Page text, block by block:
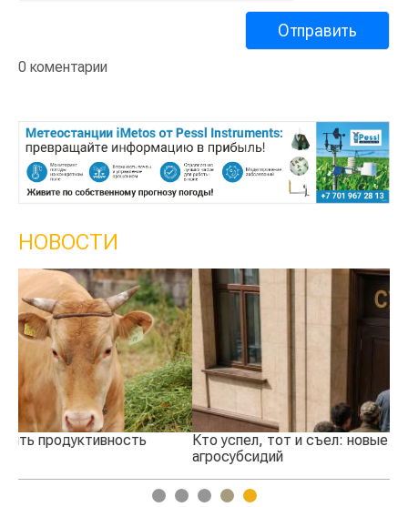
0 коментарии
НОВОСТИ
Кто успел, тот и съел: новые правила выдачи
1 2 3 4 5